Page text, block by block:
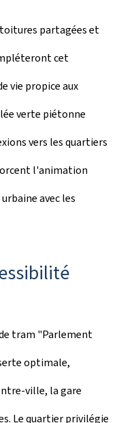
partagées et
cet
vie propice aux
verte piétonne
vers les quartiers
l'animation
avec les
tram "Parlement
optimale,
ville, la gare
Le quartier privilégie